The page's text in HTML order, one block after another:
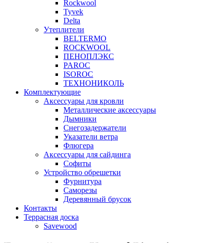
Rockwool
Tyvek
Delta
Утеплители
BELTERMO
ROCKWOOL
ПЕНОПЛЭКС
PAROC
ISOROC
ТЕХНОНИКОЛЬ
Комплектующие
Аксессуары для кровли
Металлические аксессуары
Дымники
Снегозадержатели
Указатели ветра
Флюгера
Аксессуары для сайдинга
Софиты
Устройство обрешетки
Фурнитура
Саморезы
Деревянный брусок
Контакты
Террасная доска
Savewood